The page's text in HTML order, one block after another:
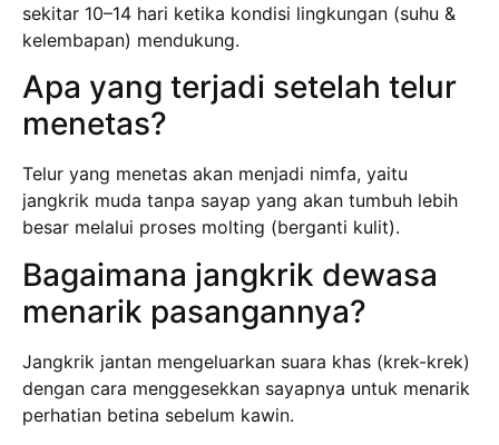
sekitar 10–14 hari ketika kondisi lingkungan (suhu &
kelembapan) mendukung.
Apa yang terjadi setelah telur
menetas?
Telur yang menetas akan menjadi nimfa, yaitu
jangkrik muda tanpa sayap yang akan tumbuh lebih
besar melalui proses molting (berganti kulit).
Bagaimana jangkrik dewasa
menarik pasangannya?
Jangkrik jantan mengeluarkan suara khas (krek-krek)
dengan cara menggesekkan sayapnya untuk menarik
perhatian betina sebelum kawin.